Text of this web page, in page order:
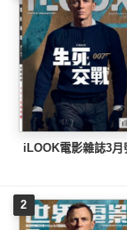
WOW！SCREEN 681
期 2026/ 3月
iLOOK電影雜誌3月
2